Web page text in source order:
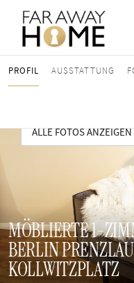
PROFIL AUSSTATTUNG
ALLE FOTOS ANZEIGEN
MÖBLIERTE 1-
BERLIN
KOLLWITZPLATZ